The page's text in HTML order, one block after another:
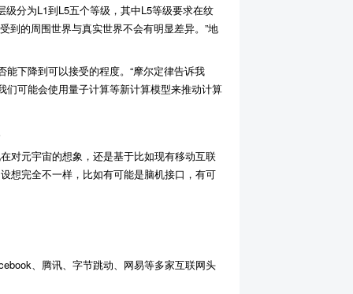
级分为L1到L5五个等级，其中L5等级要求在纹
到的周围世界与真实世界不会有明显差异。”地
下降到可以接受的程度。“摩尔定律告诉我
可能会使用量子计算等新计算模型来推动计算
对元宇宙的想象，还是基于比如现有移动互联
想完全不一样，比如有可能是脑机接口，有可
、腾讯、字节跳动、网易等多家互联网头